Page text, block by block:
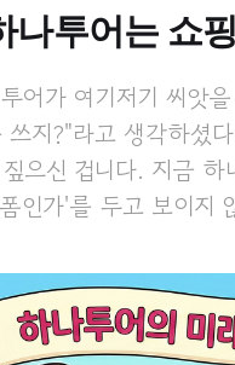
나투어는 쇼
어가 여기저기 씨앗
지?"라고 생각하셨
으신 겁니다. 지금
인가'를 두고 보이지